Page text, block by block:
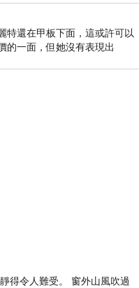
特還在甲板下面，這或許可以
的一面，但她沒有表現出
得令人難受。 窗外山風吹過